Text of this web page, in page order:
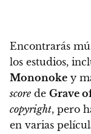
Encontrarás
los estudios,
Mononoke y
score de Grave
copyright, pero
en varias